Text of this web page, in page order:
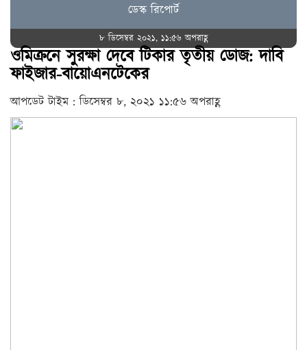
ডেস্ক রিপোর্ট
৮ ডিসেম্বর ২০২১, ১১:৫৬ অপরাহ্ণ
ওমিক্রনে সুরক্ষা দেবে টিকার তৃতীয় ডোজ: দাবি
ফাইজার-বায়োএনটেকের
আপডেট টাইম : ডিসেম্বর ৮, ২০২১ ১১:৫৬ অপরাহ্ণ